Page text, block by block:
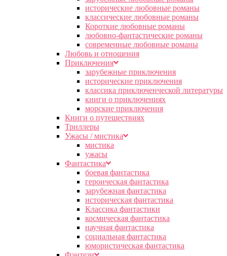
исторические любовные романы
классические любовные романы
Короткие любовные романы
любовно-фантастические романы
современные любовные романы
Любовь и отношения
Приключения
зарубежные приключения
исторические приключения
классика приключенческой литературы
книги о приключениях
морские приключения
Книги о путешествиях
Триллеры
Ужасы / мистика
мистика
ужасы
Фантастика
боевая фантастика
героическая фантастика
зарубежная фантастика
историческая фантастика
Классика фантастики
космическая фантастика
научная фантастика
социальная фантастика
юмористическая фантастика